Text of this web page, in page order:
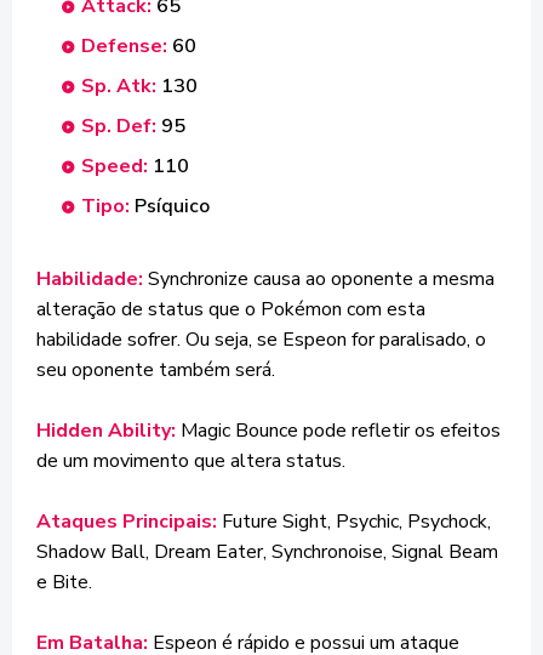
Attack: 65
Defense: 60
Sp. Atk: 130
Sp. Def: 95
Speed: 110
Tipo: Psíquico
Habilidade: Synchronize causa ao oponente a mesma
alteração de status que o Pokémon com esta
habilidade sofrer. Ou seja, se Espeon for paralisado, o
seu oponente também será.
Hidden Ability: Magic Bounce pode refletir os efeitos
de um movimento que altera status.
Ataques Principais: Future Sight, Psychic, Psychock,
Shadow Ball, Dream Eater, Synchronoise, Signal Beam
e Bite.
Em Batalha: Espeon é rápido e possui um ataque